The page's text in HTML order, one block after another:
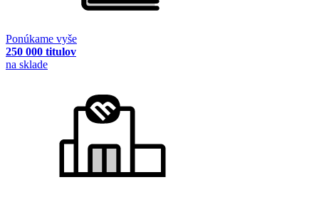
Ponúkame vyše
250 000 titulov
na sklade